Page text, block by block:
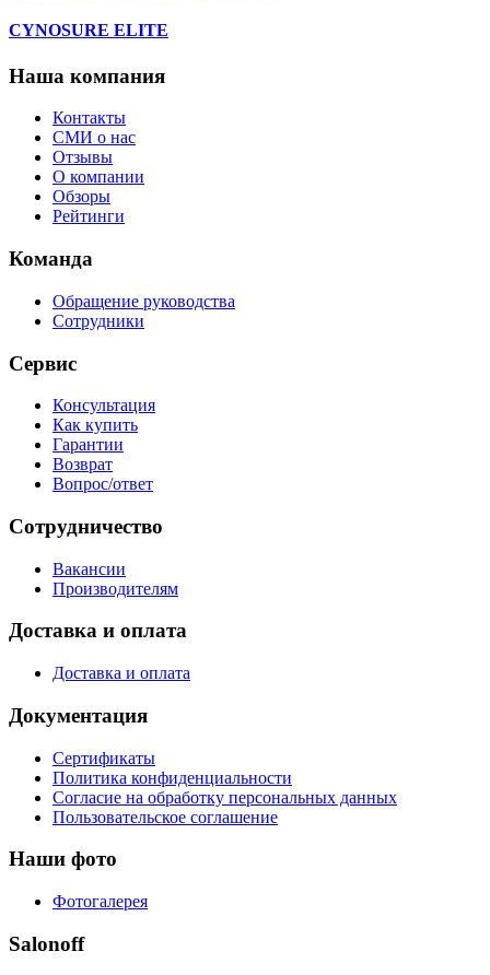
CYNOSURE ELITE
Наша компания
Контакты
СМИ о нас
Отзывы
О компании
Обзоры
Рейтинги
Команда
Обращение руководства
Сотрудники
Сервис
Консультация
Как купить
Гарантии
Возврат
Вопрос/ответ
Сотрудничество
Вакансии
Производителям
Доставка и оплата
Доставка и оплата
Документация
Сертификаты
Политика конфиденциальности
Согласие на обработку персональных данных
Пользовательское соглашение
Наши фото
Фотогалерея
Salonoff